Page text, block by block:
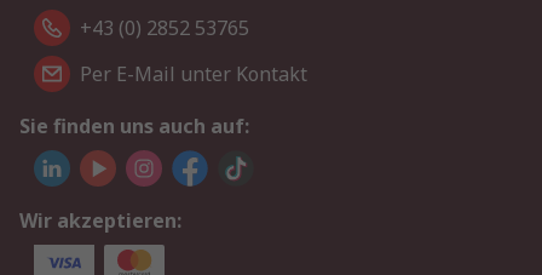
+43 (0) 2852 53765
Per E-Mail unter Kontakt
Sie finden uns auch auf:
Wir akzeptieren: